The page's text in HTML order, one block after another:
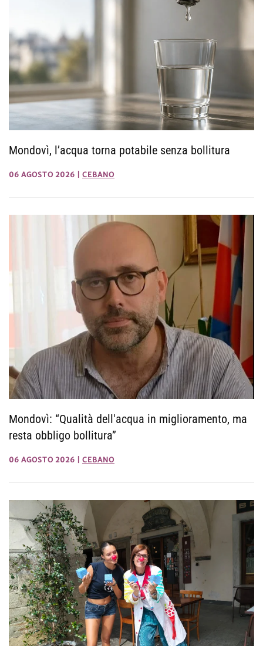
Mondovì, l’acqua torna potabile senza bollitura
06 AGOSTO 2026 CEBANO
Mondovì: “Qualità dell'acqua in miglioramento, ma
resta obbligo bollitura”
06 AGOSTO 2026 CEBANO